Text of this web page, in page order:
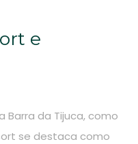
e
Barra da Tijuca, como
se destaca como